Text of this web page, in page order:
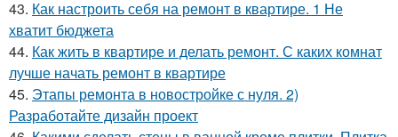
43. Как настроить себя на ремонт в квартире. 1 Не
хватит бюджета
44. Как жить в квартире и делать ремонт. С каких комнат
лучше начать ремонт в квартире
45. Этапы ремонта в новостройке с нуля. 2)
Разработайте дизайн проект